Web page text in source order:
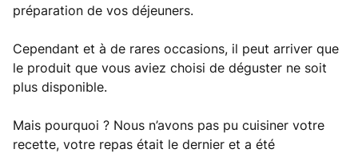
préparation de vos déjeuners.
Cependant et à de rares occasions, il peut arriver que
le produit que vous aviez choisi de déguster ne soit
plus disponible.
Mais pourquoi ? Nous n’avons pas pu cuisiner votre
recette, votre repas était le dernier et a été